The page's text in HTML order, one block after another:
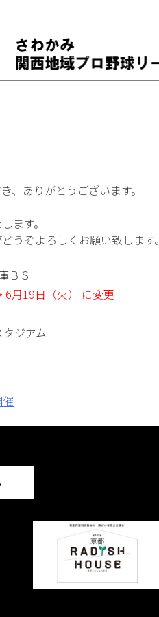
、ありがとうございます。
ます。
うぞよろしくお願い致します。
ＢＳ
月19日（火） に変更
ジアム